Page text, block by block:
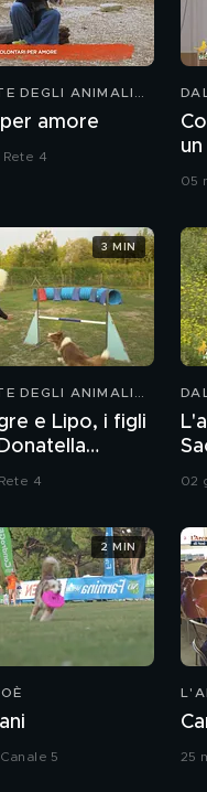
DEGLI ANIMALI
amore
4
05
DEGLI ANIMALI
e Lipo, i figli
4
3 MIN
02
5
2 MIN
25